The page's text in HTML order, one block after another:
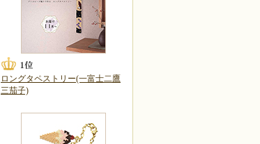
ロングタペストリー(一富士二鷹
三茄子)